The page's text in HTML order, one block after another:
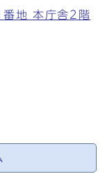
地 本庁舎2階